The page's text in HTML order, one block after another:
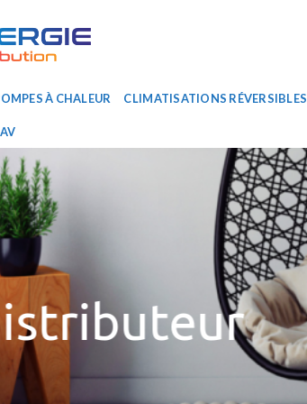
À CHALEUR CLIMATISATIONS RÉVERSIBLES